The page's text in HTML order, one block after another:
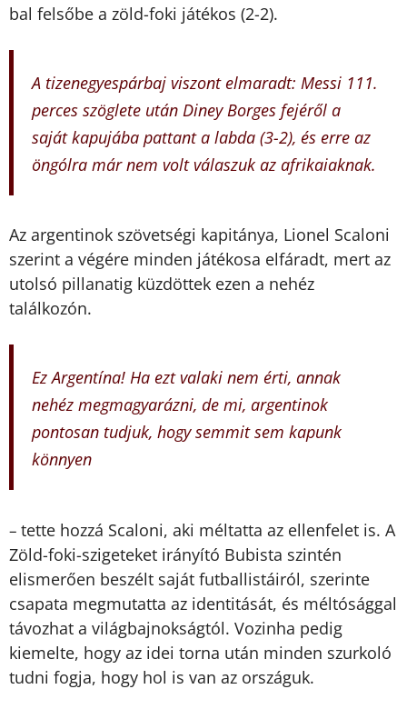
bal felsőbe a zöld-foki játékos (2-2).
A tizenegyespárbaj viszont elmaradt: Messi 111.
perces szöglete után Diney Borges fejéről a
saját kapujába pattant a labda (3-2), és erre az
öngólra már nem volt válaszuk az afrikaiaknak.
Az argentinok szövetségi kapitánya, Lionel Scaloni
szerint a végére minden játékosa elfáradt, mert az
utolsó pillanatig küzdöttek ezen a nehéz
találkozón.
Ez Argentína! Ha ezt valaki nem érti, annak
nehéz megmagyarázni, de mi, argentinok
pontosan tudjuk, hogy semmit sem kapunk
könnyen
– tette hozzá Scaloni, aki méltatta az ellenfelet is. A
Zöld-foki-szigeteket irányító Bubista szintén
elismerően beszélt saját futballistáiról, szerinte
csapata megmutatta az identitását, és méltósággal
távozhat a világbajnokságtól. Vozinha pedig
kiemelte, hogy az idei torna után minden szurkoló
tudni fogja, hogy hol is van az országuk.